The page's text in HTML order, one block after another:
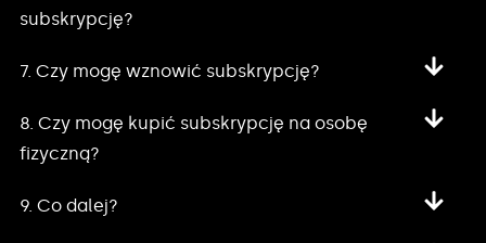
subskrypcję?
7. Czy mogę wznowić subskrypcję?
8. Czy mogę kupić subskrypcję na osobę
fizyczną?
9. Co dalej?